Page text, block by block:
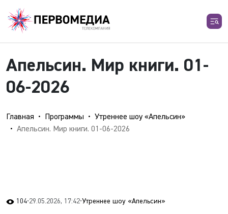
Апельсин. Мир книги. 01-
06-2026
Главная Программы
Утреннее шоу «Апельсин»
Апельсин. Мир книги. 01-06-2026
104•29.05.2026, 17:42•Утреннее шоу «Апельсин»